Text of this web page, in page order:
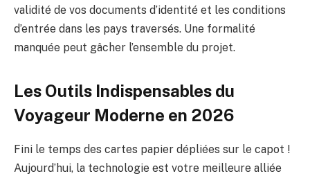
validité de vos documents d’identité et les conditions
d’entrée dans les pays traversés. Une formalité
manquée peut gâcher l’ensemble du projet.
Les Outils Indispensables du
Voyageur Moderne en 2026
Fini le temps des cartes papier dépliées sur le capot !
Aujourd’hui, la technologie est votre meilleure alliée